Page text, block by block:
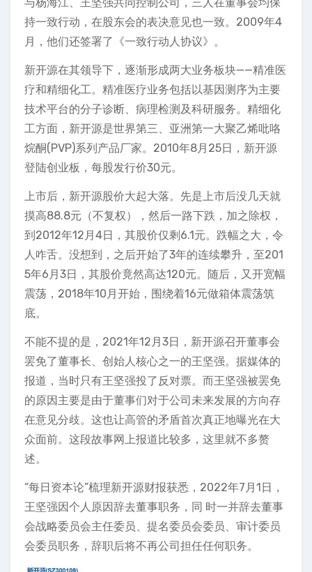
持一致行动，在股东会的表决意见也一致。2009年4
月，他们还签署了《一致行动人协议》。
新开源在其领导下，逐渐形成两大业务板块——精准医
疗和精细化工。精准医疗业务包括以基因测序为主要
技术平台的分子诊断、病理检测及科研服务。精细化
工方面，新开源是世界第三、亚洲第一大聚乙烯吡咯
烷酮(PVP)系列产品厂家。2010年8月25日，新开源
登陆创业板，每股发行价30元。
上市后，新开源股价大起大落。先是上市后没几天就
摸高88.8元（不复权），然后一路下跌，加之除权，
到2012年12月4日，其股价仅剩6.1元。跌幅之大，令
人咋舌。没想到，之后开始了3年的连续攀升，至201
5年6月3日，其股价竟然高达120元。随后，又开宽幅
震荡，2018年10月开始，围绕着16元做箱体震荡筑
底。
不能不提的是，2021年12月3日，新开源召开董事会
罢免了董事长、创始人核心之一的王坚强。据媒体的
报道，当时只有王坚强投了反对票。而王坚强被罢免
的原因主要是由于董事们对于公司未来发展的方向存
在意见分歧。这也让高管的矛盾首次真正地曝光在大
众面前。这段故事网上报道比较多，这里就不多赘
述。
“每日资本论”梳理新开源财报获悉，2022年7月1日，
王坚强因个人原因辞去董事职务，同 时一并辞去董事
会战略委员会主任委员、提名委员会委员、审计委员
会委员职务，辞职后将不再公司担任任何职务。